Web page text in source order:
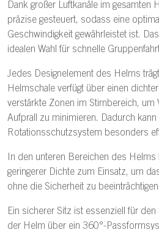
Dank großer Luftkanäle im gesamten
präzise gesteuert, sodass eine
Geschwindigkeit gewährleistet ist.
idealen Wahl für schnelle
Jedes Designelement des Helms
Helmschale verfügt über einen
verstärkte Zonen im Stirnbereich, um
Aufprall zu minimieren. Dadurch
Rotationsschutzsystem besonders
In den unteren Bereichen des
geringerer Dichte zum Einsatz, um
ohne die Sicherheit zu beeinträchtigen.
Ein sicherer Sitz ist essenziell für
der Helm über ein 360°-